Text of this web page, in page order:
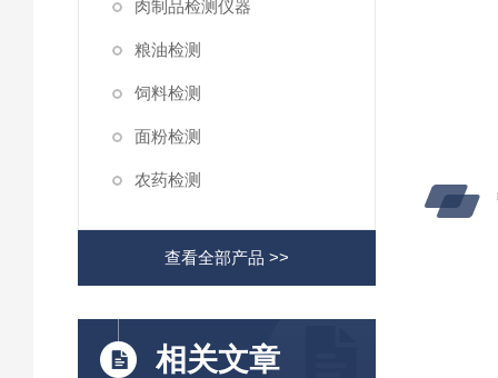
肉制品检测仪器
粮油检测
饲料检测
面粉检测
农药检测
查看全部产品 >>
相关文章